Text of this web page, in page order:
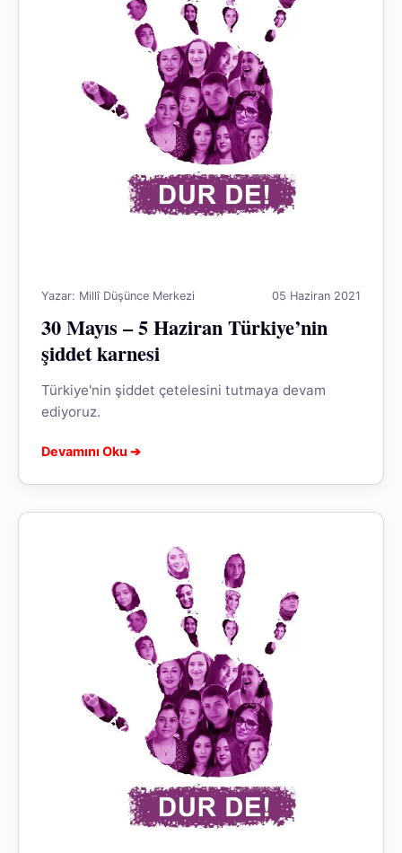
Yazar: Millî Düşünce Merkezi 05 Haziran 2021
30 Mayıs – 5 Haziran Türkiye’nin
şiddet karnesi
Türkiye'nin şiddet çetelesini tutmaya devam
ediyoruz.
Devamını Oku ➔